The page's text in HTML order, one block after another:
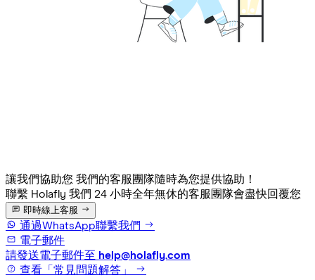
讓我們協助您 我們的客服團隊隨時為您提供協助！
聯繫 Holafly 我們 24 小時全年無休的客服團隊會盡快回覆您
即時線上客服
通過WhatsApp聯繫我們
電子郵件
請發送電子郵件至 help@holafly.com
查看「常見問題解答」